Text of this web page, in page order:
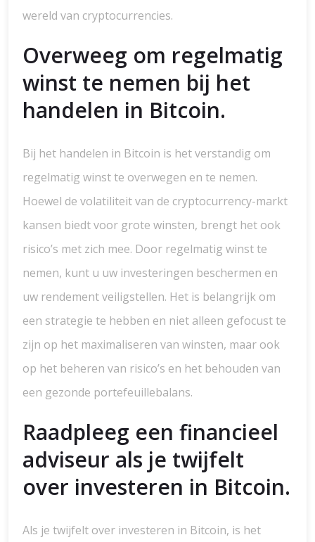
wereld van cryptocurrencies.
Overweeg om regelmatig
winst te nemen bij het
handelen in Bitcoin.
Bij het handelen in Bitcoin is het verstandig om
regelmatig winst te overwegen en te nemen.
Hoewel de volatiliteit van de cryptocurrency-markt
kansen biedt voor grote winsten, brengt het ook
risico’s met zich mee. Door regelmatig winst te
nemen, kunt u uw investeringen beschermen en
uw rendement veiligstellen. Het is belangrijk om
een strategie te hebben en niet alleen gefocust te
zijn op het maximaliseren van winsten, maar ook
op het beheren van risico’s en het behouden van
een gezonde portefeuillebalans.
Raadpleeg een financieel
adviseur als je twijfelt
over investeren in Bitcoin.
Als je twijfelt over investeren in Bitcoin, is het